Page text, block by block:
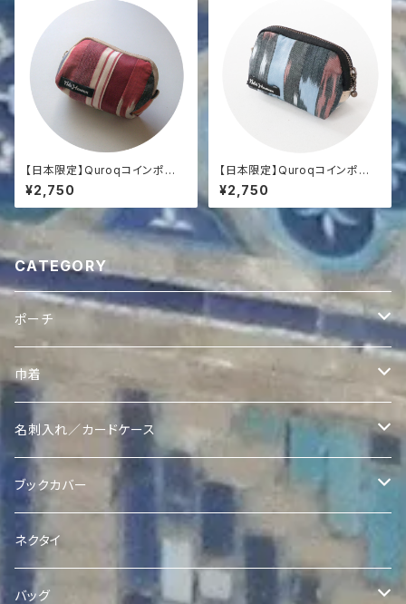
【日本限定】Quroqコインポー
チ
¥2,750
【日本限定】Quroqコインポー
チ
¥2,750
CATEGORY
ポーチ
ヴィンテージスザニポーチ
ヴィンテージスザニポーチ
ヴィンテージスザニコインポーチ
Ikatポーチ
Quroqポーチ
Quroqコインポーチ
クラッチ
巾着
Quroqリバーシブル巾着
Ikat Pearl 巾着
名刺入れ／カードケース
Quroq名刺入れ
ブックカバー
Quroqブックカバー
ネクタイ
バッグ